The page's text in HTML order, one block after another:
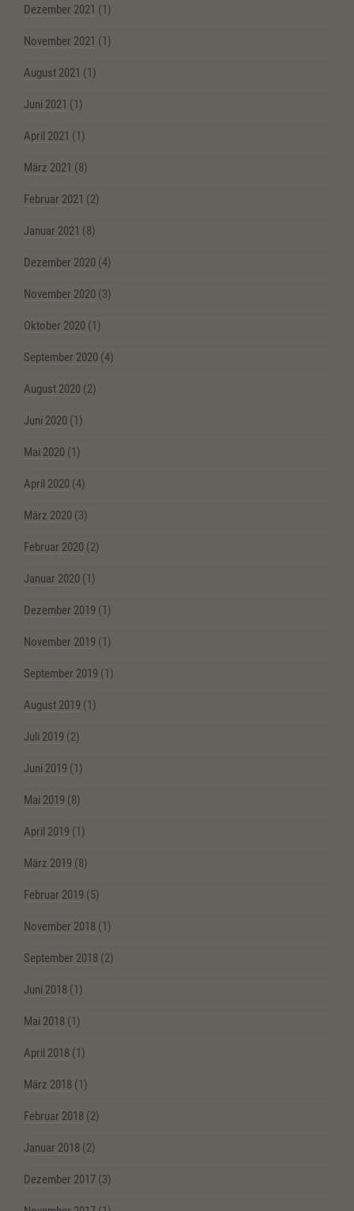
Dezember 2021 (1)
November 2021 (1)
August 2021 (1)
Juni 2021 (1)
April 2021 (1)
März 2021 (8)
Februar 2021 (2)
Januar 2021 (8)
Dezember 2020 (4)
November 2020 (3)
Oktober 2020 (1)
September 2020 (4)
August 2020 (2)
Juni 2020 (1)
Mai 2020 (1)
April 2020 (4)
März 2020 (3)
Februar 2020 (2)
Januar 2020 (1)
Dezember 2019 (1)
November 2019 (1)
September 2019 (1)
August 2019 (1)
Juli 2019 (2)
Juni 2019 (1)
Mai 2019 (8)
April 2019 (1)
März 2019 (8)
Februar 2019 (5)
November 2018 (1)
September 2018 (2)
Juni 2018 (1)
Mai 2018 (1)
April 2018 (1)
März 2018 (1)
Februar 2018 (2)
Januar 2018 (2)
Dezember 2017 (3)